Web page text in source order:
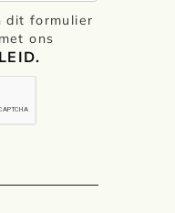
dit formulier
ons